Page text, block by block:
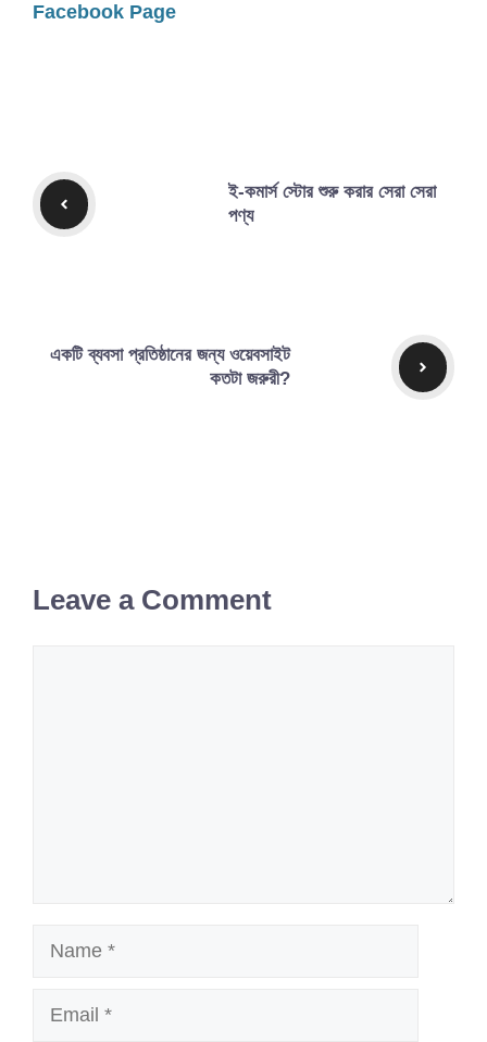
Facebook Page
ই-কমার্স স্টোর শুরু করার সেরা সেরা
পণ্য
একটি ব্যবসা প্রতিষ্ঠানের জন্য ওয়েবসাইট
কতটা জরুরী?
Leave a Comment
Name
Email